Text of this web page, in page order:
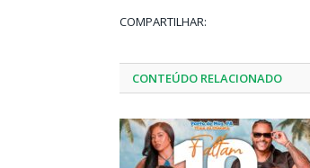
COMPARTILHAR:
CONTEÚDO RELACIONADO